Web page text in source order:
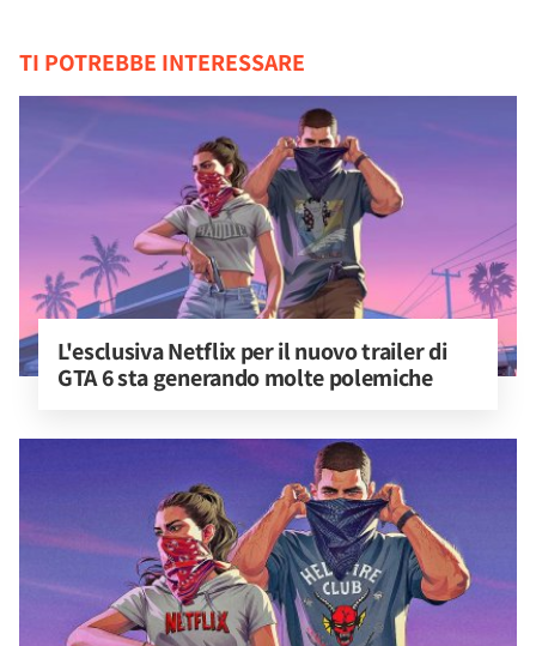
TI POTREBBE INTERESSARE
L'esclusiva Netflix per il nuovo trailer di
GTA 6 sta generando molte polemiche